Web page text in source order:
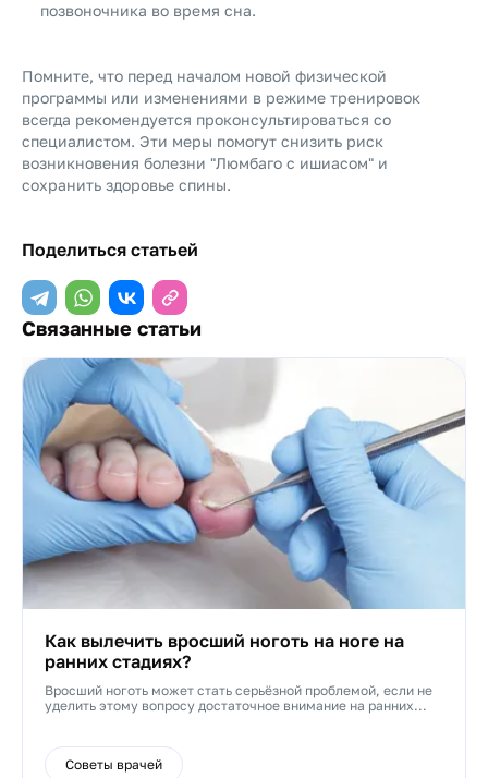
позвоночника во время сна.
Помните, что перед началом новой физической
программы или изменениями в режиме тренировок
всегда рекомендуется проконсультироваться со
специалистом. Эти меры помогут снизить риск
возникновения болезни "Люмбаго с ишиасом" и
сохранить здоровье спины.
Поделиться статьей
Связанные статьи
Как вылечить вросший ноготь на ноге на
ранних стадиях?
Вросший ноготь может стать серьёзной проблемой, если не
уделить этому вопросу достаточное внимание на ранних...
Советы врачей